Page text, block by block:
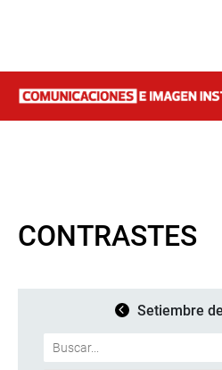
CONTRASTES
Setiembre